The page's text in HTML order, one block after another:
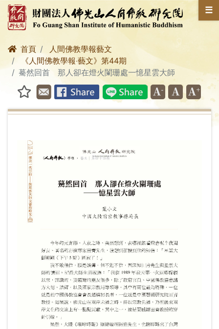
☰
首頁
人間佛教學報藝文
《人間佛教學報‧藝文》第44期
驀然回首 那人卻在燈火闌珊處一憶星雲大師